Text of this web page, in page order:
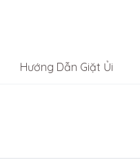
Hướng Dẫn Giặt Ủi